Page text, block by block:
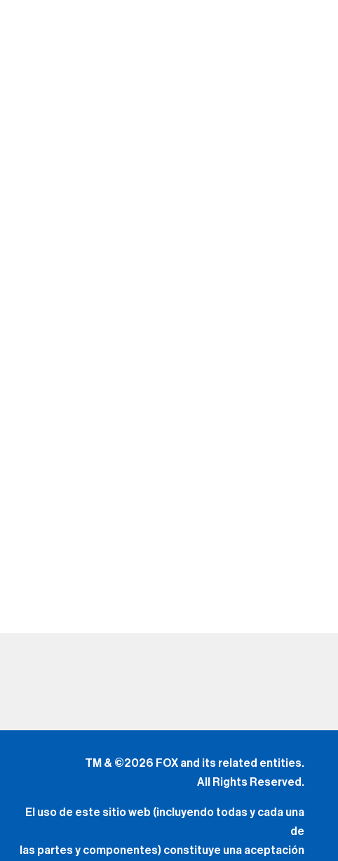
TM & ©2026 FOX and its related entities.
All Rights Reserved.
El uso de este sitio web (incluyendo todas y cada una
de
las partes y componentes) constituye una aceptación